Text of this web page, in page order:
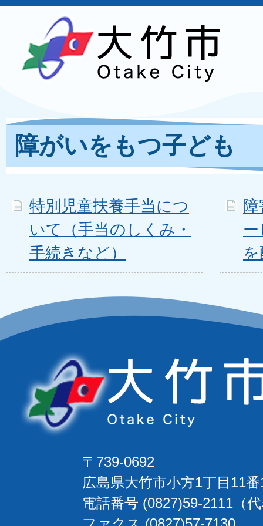
障がいをもつ子ども
特別児童扶養手当につ
いて（手当のしくみ・
手続きなど）
〒739-0692
広島県大竹市小方1丁目11
電話番号 (0827)59-2111（